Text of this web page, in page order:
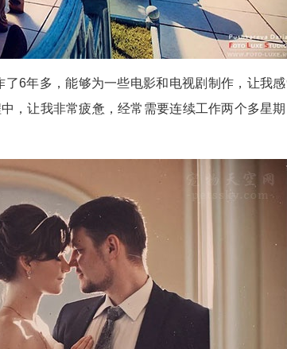
6年多，能够为一些电影和电视剧制作，让我感
，让我非常疲惫，经常需要连续工作两个多星期